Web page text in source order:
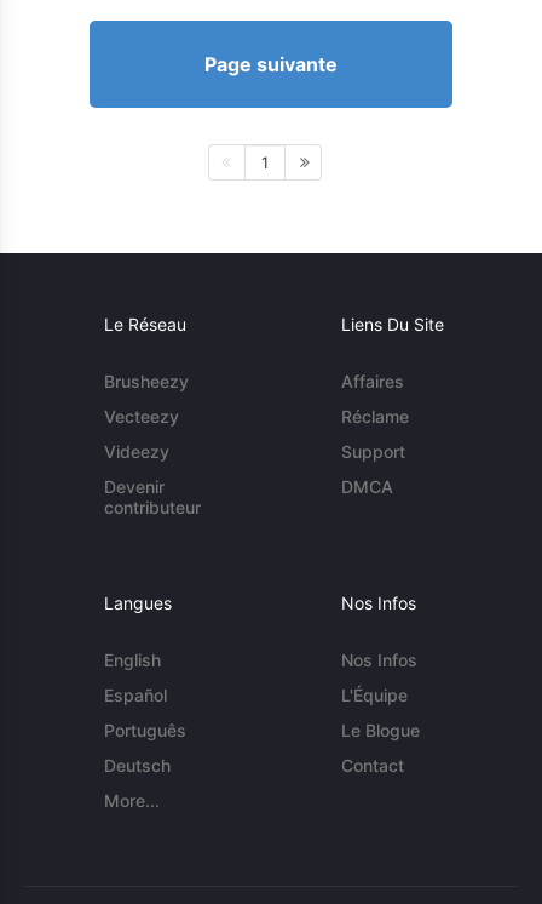
Page suivante
1
Le Réseau
Brusheezy
Vecteezy
Videezy
Devenir
contributeur
Liens Du Site
Affaires
Réclame
Support
DMCA
Langues
English
Español
Português
Deutsch
More...
Nos Infos
Nos Infos
L'Équipe
Le Blogue
Contact